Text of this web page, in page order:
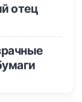
отец